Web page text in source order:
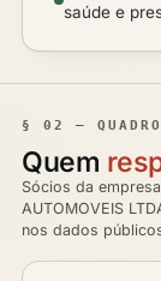
saúde e
§ 02 —
Quem
Sócios da
AUTOMOVEIS
nos dados